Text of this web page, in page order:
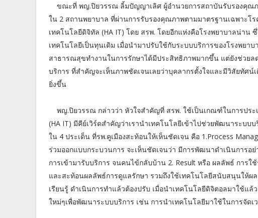
ขณะที่ พญ.ปิยวรรณ ลิ้มปัญญาเลิศ ผู้อำนวยการสถาบันรับรองคุณภ
ใน 2 สถานพยาบาล ที่ผ่านการรับรองคุณภาพตามมาตรฐานเฉพาะ
เทคโนโลยีดิจิทัล (HA IT) โดย สรพ. โดยอีกแห่งคือโรงพยาบาลน่าน
เทคโนโลยีเป็นทุนเดิม เมื่อนำมาปรับใช้กับระบบบริการของโรงพยา
สาธารณสุขทำงานในการรักษาได้มีประสิทธิภาพมากขึ้น แต่ยังช่วย
บริการ ที่สำคัญจะเห็นภาพชัดเจนเลยว่าบุคลากรตั้งใจและมีวิสัยทั
ยิ่งขึ้น
พญ.ปิยวรรณ กล่าวว่า หัวใจสำคัญที่ สรพ. ใช้เป็นเกณฑ์ในการป
(HA IT) มีคีย์เวิร์ดสำคัญว่าเรานำเทคโนโลยีเข้าไปช่วยพัฒนาระบบ
ใน 4 ประเด็น ที่รพ.คูเมืองสะท้อนให้เห็นชัดเจน คือ 1.Process
ร่วมออกแบบกระบวนการ จะเห็นชัดเจนว่า มีการพัฒนาดำเนินการอ
การเข้ามารับบริการ จนคนไข้กลับบ้าน 2. Result หรือ ผลลัพธ์ การ
และสะท้อนผลลัพธ์การดูแลรักษา รวมถึงใช้เทคโนโลยีสนับสนุนให้ผ
เรียนรู้ ดำเนินการทำแล้วต้องปรับ เมื่อนำเทคโนโลยีดิจิตอลมาใช้แ
ใหม่ๆเพื่อพัฒนาระบบบริการ เช่น การนำเทคโนโลยีมาใช้ในการจัด